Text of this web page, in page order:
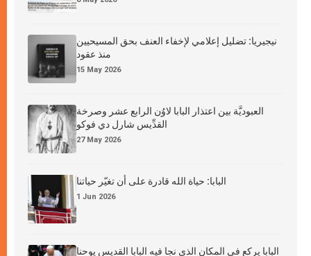
نيجيريا: تضليل إعلامي لإخفاء العنف بحق المسيحيين
منذ عقود
15 May 2026
العبوديَّة بين اعتذار البابا لاوُن الرابع عشر وصرخة
القدِّيس شارل دي فوكو
27 May 2026
البابا: حياة الله قادرة على أن تغيّر حياتنا
1 Jun 2026
البابا يركع في المكان الذي نجا فيه البابا القديس يوحنا